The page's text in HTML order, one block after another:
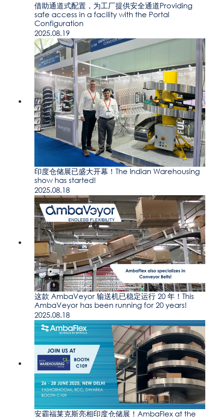
借助通道式配置，为工厂提供安全通道Providing
safe access in a facility with the Portal
Configuration
2025.08.19
印度仓储展已盛大开幕！The Indian Warehousing
show has started!
2025.08.18
这款 AmbaVeyor 输送机已稳定运行 20 年！This
AmbaVeyor has been running for 20 years!
2025.08.18
安霸福莱克斯亮相印度仓储展！AmbaFlex at the